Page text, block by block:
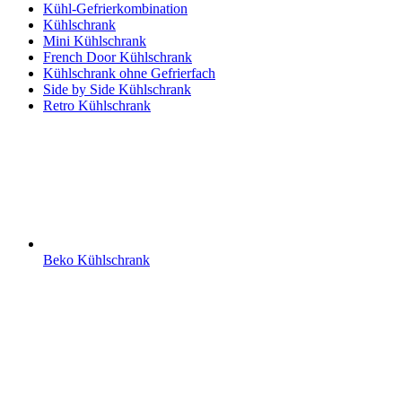
Kühl-Gefrierkombination
Kühlschrank
Mini Kühlschrank
French Door Kühlschrank
Kühlschrank ohne Gefrierfach
Side by Side Kühlschrank
Retro Kühlschrank
Beko Kühlschrank